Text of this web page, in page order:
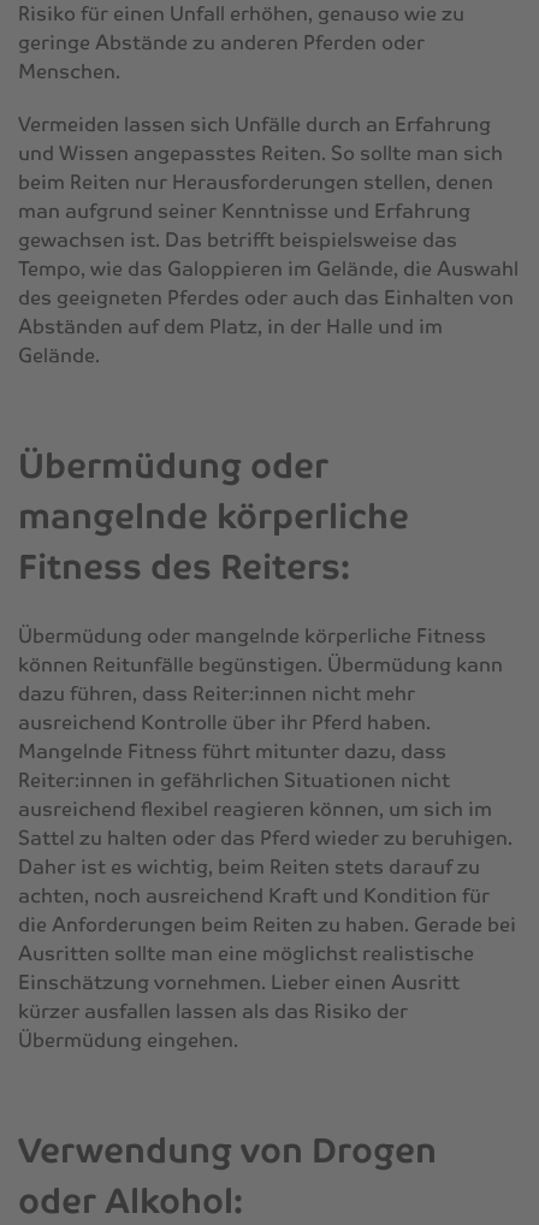
Risiko für einen Unfall erhöhen, genauso wie zu
geringe Abstände zu anderen Pferden oder
Menschen.
Vermeiden lassen sich Unfälle durch an Erfahrung
und Wissen angepasstes Reiten. So sollte man sich
beim Reiten nur Herausforderungen stellen, denen
man aufgrund seiner Kenntnisse und Erfahrung
gewachsen ist. Das betrifft beispielsweise das
Tempo, wie das Galoppieren im Gelände, die Auswahl
des geeigneten Pferdes oder auch das Einhalten von
Abständen auf dem Platz, in der Halle und im
Gelände.
Übermüdung oder
mangelnde körperliche
Fitness des Reiters:
Übermüdung oder mangelnde körperliche Fitness
können Reitunfälle begünstigen. Übermüdung kann
dazu führen, dass Reiter:innen nicht mehr
ausreichend Kontrolle über ihr Pferd haben.
Mangelnde Fitness führt mitunter dazu, dass
Reiter:innen in gefährlichen Situationen nicht
ausreichend flexibel reagieren können, um sich im
Sattel zu halten oder das Pferd wieder zu beruhigen.
Daher ist es wichtig, beim Reiten stets darauf zu
achten, noch ausreichend Kraft und Kondition für
die Anforderungen beim Reiten zu haben. Gerade bei
Ausritten sollte man eine möglichst realistische
Einschätzung vornehmen. Lieber einen Ausritt
kürzer ausfallen lassen als das Risiko der
Übermüdung eingehen.
Verwendung von Drogen
oder Alkohol: